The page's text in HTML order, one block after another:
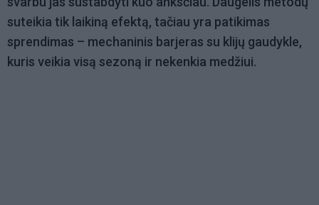
suteikia tik laikiną efektą, tačiau yra patikimas
sprendimas – mechaninis barjeras su klijų gaudykle,
kuris veikia visą sezoną ir nekenkia medžiui.